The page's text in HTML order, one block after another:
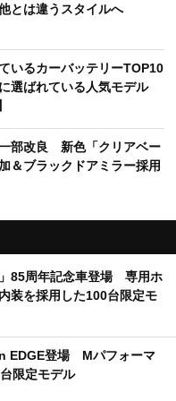
とは違うスタイルへ
いるカーバッテリーTOP10
選ばれている人気モデル
部改良 新色「クリアベー
＆ブラックドアミラー採用
85周年記念車登場 専用ホ
装を採用した100台限定モ
EDGE登場 Mパフォーマ
限定モデル